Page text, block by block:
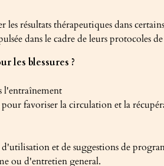
résultats thérapeutiques dans
dans le cadre de leurs protocoles
les blessures ?
l'entraînement
favoriser la circulation et la
et de suggestions de
ou d'entretien general.